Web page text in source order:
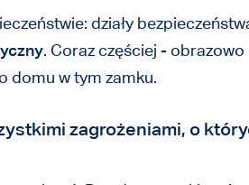
działy
. Coraz częściej -
domu w tym zamku.
zagrożeniami, o